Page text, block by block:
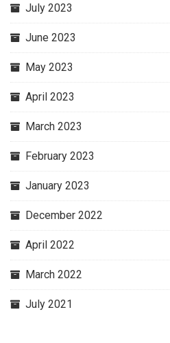
July 2023
June 2023
May 2023
April 2023
March 2023
February 2023
January 2023
December 2022
April 2022
March 2022
July 2021